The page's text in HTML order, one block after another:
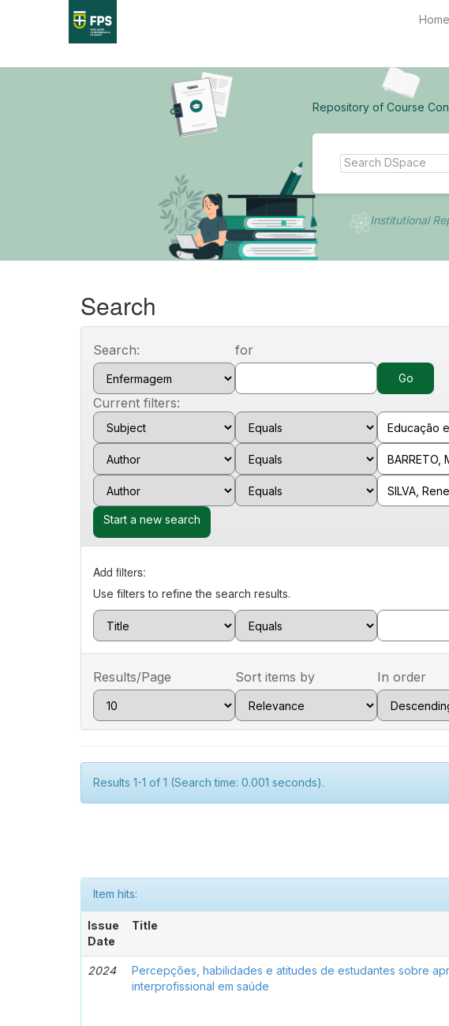
Home
Repository of Course
Institutional
Search
Search: for
Current filters:
Start a new search
Add filters:
Use filters to refine the search results.
Results/Page Sort items by In order
Results 1-1 of 1 (Search time: 0.001 seconds).
Item hits:
Issue
Date
Title
2024
Percepções, habilidades e atitudes de estudantes sobre
interprofissional em saúde